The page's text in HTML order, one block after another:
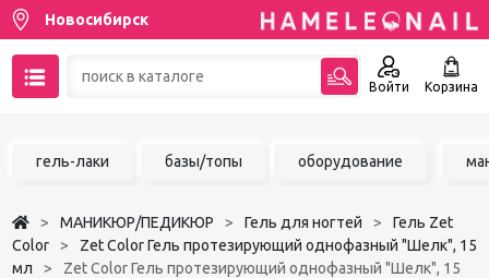
Новосибирск
Войти Корзина
Чат в MAX
гель-лаки базы/топы оборудование
МАНИКЮР/ПЕДИКЮР Гель для ногтей
Гель Zet
Color
Zet Color Гель протезирующий однофазный "Шелк", 15
мл
Zet Color Гель протезирующий однофазный "Шелк", 15